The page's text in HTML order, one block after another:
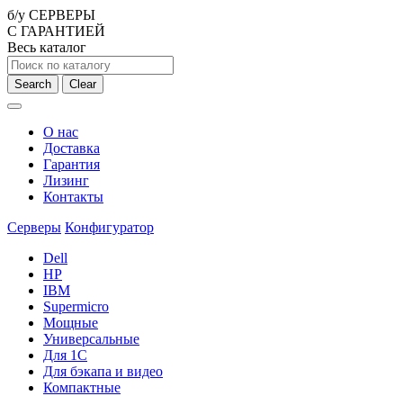
б/у СЕРВЕРЫ
С ГАРАНТИЕЙ
Весь каталог
Search Clear
О нас
Доставка
Гарантия
Лизинг
Контакты
Серверы Конфигуратор
Dell
HP
IBM
Supermicro
Мощные
Универсальные
Для 1С
Для бэкапа и видео
Компактные